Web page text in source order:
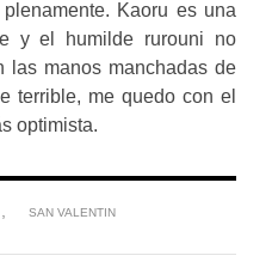
Kaoru es una
y el humilde rurouni no
las manos manchadas de
terrible, me quedo con el
optimista.
, SAN VALENTIN